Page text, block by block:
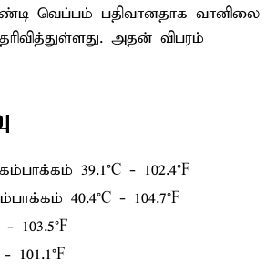
வெப்பம் பதிவானதாக வானிலை
அதன் விபரம்
39.1°C - 102.4°F
40.4°C - 104.7°F
103.5°F
101.1°F